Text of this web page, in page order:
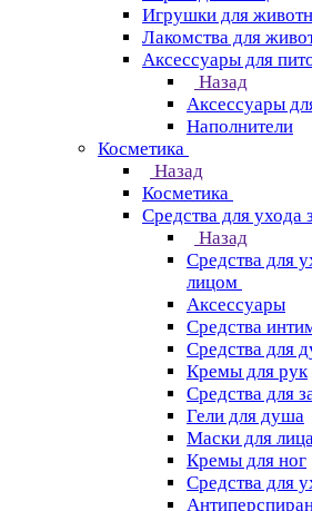
Игрушки для
Лакомства для
Аксессуары для
Назад
Аксессуары
Наполнители
Косметика
Назад
Косметика
Средства для ухода
Назад
Средства для
лицом
Аксессуары
Средства
Средства для
Кремы для рук
Средства для
Гели для душа
Маски для
Кремы для ног
Средства для